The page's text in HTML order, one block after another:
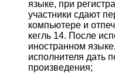
языке, при
участники сдают
компьютере и
кегль 14. После
иностранном
исполнителя дать
произведения;